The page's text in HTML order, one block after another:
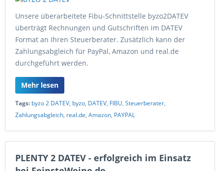
Unsere überarbeitete Fibu-Schnittstelle byzo2DATEV
überträgt Rechnungen und Gutschriften im DATEV
Format an Ihren Steuerberater. Zusätzlich kann der
Zahlungsabgleich für PayPal, Amazon und real.de
durchgeführt werden.
Mehr lesen
Tags: byzo 2 DATEV, byzo, DATEV, FIBU, Steuerberater,
Zahlungsabgleich, real.de, Amazon, PAYPAL
PLENTY 2 DATEV - erfolgreich im Einsatz